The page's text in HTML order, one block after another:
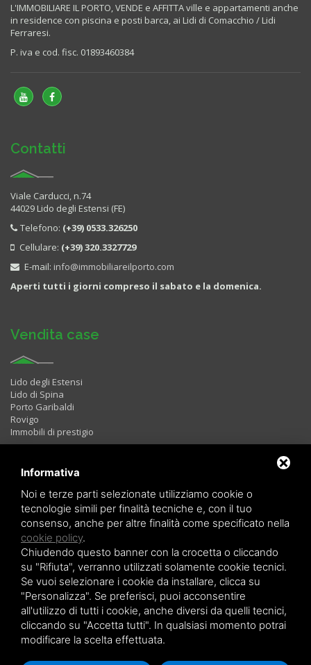
L'IMMOBILIARE IL PORTO, VENDE e AFFITTA ville e appartamenti anche
in residence con piscina e posti barca, ai Lidi di Comacchio / Lidi
Ferraresi.
P. iva e cod. fisc. 01893460384
Contatti
Viale Carducci, n.74
44029 Lido degli Estensi (FE)
Telefono: (+39) 0533.326250
Cellulare: (+39) 320.3327729
E-mail: info@immobiliareilporto.com
Aperti tutti i giorni compreso il sabato e la domenica.
Vendita case
Lido degli Estensi
Lido di Spina
Porto Garibaldi
Rovigo
Immobili di prestigio
Immobili in Affitto
Bilocali
Trilocali
Quadrilocali
LAST MINUTE
Informativa
Noi e terze parti selezionate utilizziamo cookie o
tecnologie simili per finalità tecniche e, con il tuo
consenso, anche per altre finalità come specificato nella
cookie policy.
Chiudendo questo banner con la crocetta o cliccando
su "Rifiuta", verranno utilizzati solamente cookie tecnici.
Se vuoi selezionare i cookie da installare, clicca su
"Personalizza". Se preferisci, puoi acconsentire
all'utilizzo di tutti i cookie, anche diversi da quelli tecnici,
cliccando su "Accetta tutti". In qualsiasi momento potrai
modificare la scelta effettuata.